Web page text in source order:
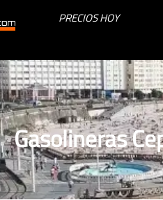
PRECIOS HOY
Gasolineras